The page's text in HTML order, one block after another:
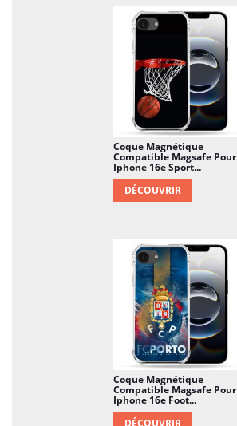
Coque Magnétique
Compatible Magsafe Pour
Iphone 16e Sport...
DÉCOUVRIR
Coque Magnétique
Compatible Magsafe Pour
Iphone 16e Foot...
DÉCOUVRIR